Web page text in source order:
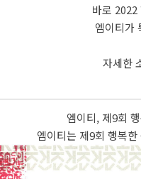
바로 2022
엠이티가
자세한
엠이티, 제9회
엠이티는 제9회 행복